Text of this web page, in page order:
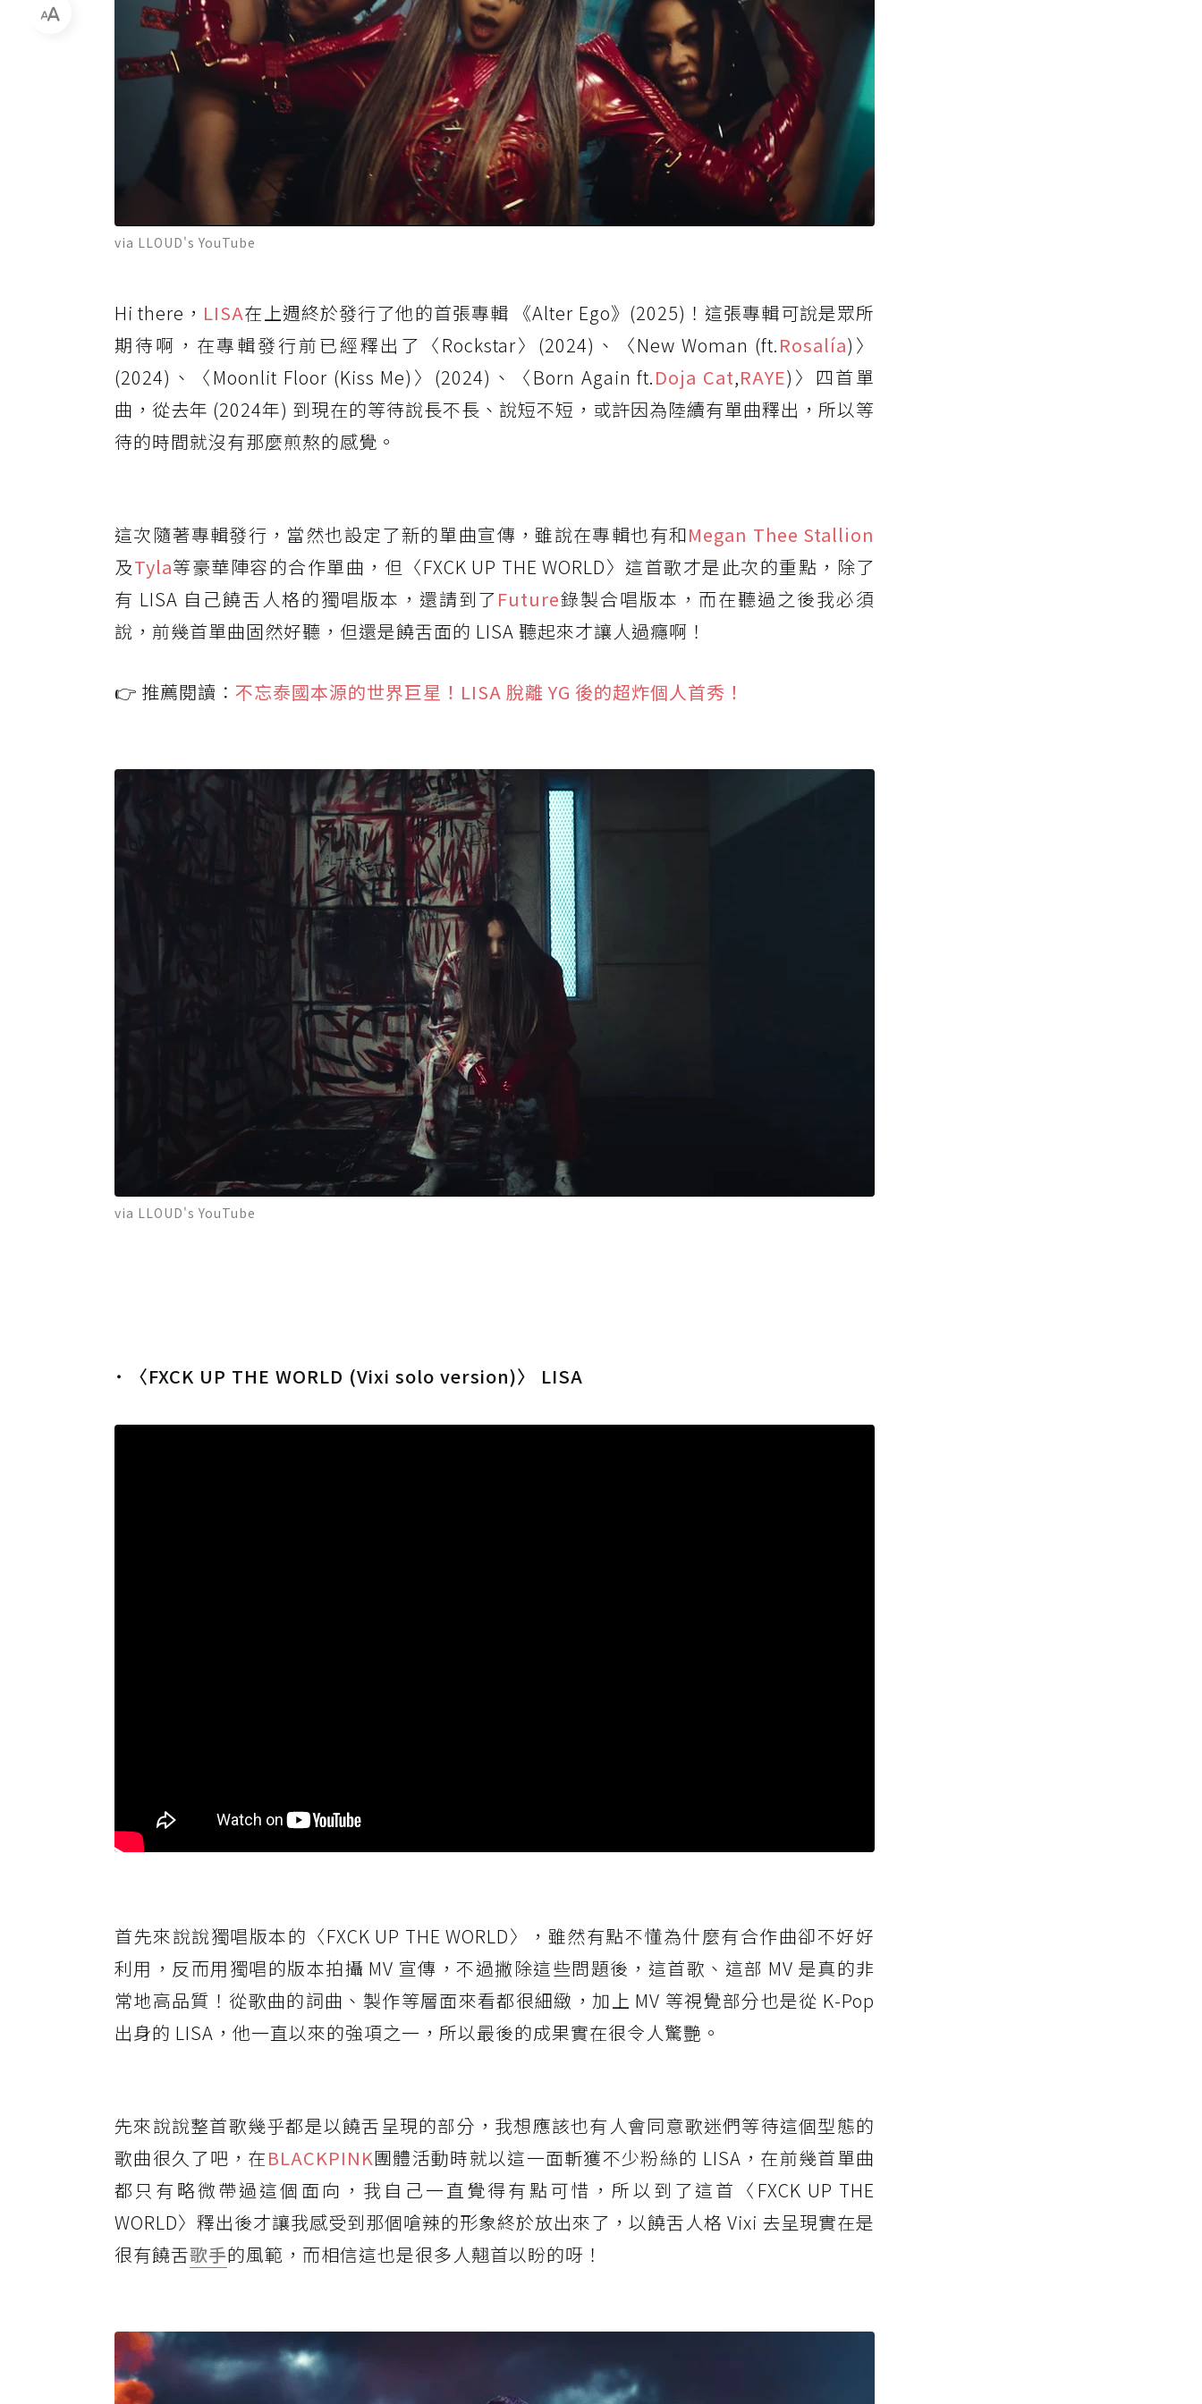
via LLOUD's YouTube
Hi there， LISA在上週終於發行了他的首張專輯 《Alter Ego》(2025)！這張專輯可說是眾所
期待啊，在專輯發行前已經釋出了〈Rockstar〉(2024)、〈New Woman (ft.Rosalía)〉
(2024)、〈Moonlit Floor (Kiss Me)〉(2024)、〈Born Again ft.Doja Cat,RAYE)〉四首單
曲，從去年 (2024年) 到現在的等待說長不長、說短不短，或許因為陸續有單曲釋出，所以等
待的時間就沒有那麼煎熬的感覺。
這次隨著專輯發行，當然也設定了新的單曲宣傳，雖說在專輯也有和Megan Thee Stallion
及Tyla等豪華陣容的合作單曲，但〈FXCK UP THE WORLD〉這首歌才是此次的重點，除了
有 LISA 自己饒舌人格的獨唱版本，還請到了Future錄製合唱版本，而在聽過之後我必須
說，前幾首單曲固然好聽，但還是饒舌面的 LISA 聽起來才讓人過癮啊！
👉 推薦閱讀： 不忘泰國本源的世界巨星！LISA 脫離 YG 後的超炸個人首秀！
via LLOUD's YouTube
˙ 〈FXCK UP THE WORLD (Vixi solo version)〉 LISA
首先來說說獨唱版本的〈FXCK UP THE WORLD〉，雖然有點不懂為什麼有合作曲卻不好好
利用，反而用獨唱的版本拍攝 MV 宣傳，不過撇除這些問題後，這首歌、這部 MV 是真的非
常地高品質！從歌曲的詞曲、製作等層面來看都很細緻，加上 MV 等視覺部分也是從 K-Pop
出身的 LISA，他一直以來的強項之一，所以最後的成果實在很令人驚艷。
先來說說整首歌幾乎都是以饒舌呈現的部分，我想應該也有人會同意歌迷們等待這個型態的
歌曲很久了吧，在BLACKPINK團體活動時就以這一面斬獲不少粉絲的 LISA，在前幾首單曲
都只有略微帶過這個面向，我自己一直覺得有點可惜，所以到了這首〈FXCK UP THE
WORLD〉釋出後才讓我感受到那個嗆辣的形象終於放出來了，以饒舌人格 Vixi 去呈現實在是
很有饒舌歌手的風範，而相信這也是很多人翹首以盼的呀！